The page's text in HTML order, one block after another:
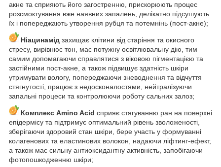
акне та сприяють його загостренню, прискорюють процес
розсмоктування вже наявних запалень, делікатно підсушують
їх і попереджають утворення рубця та потемнінь (пост-акне);
Ніацинамід захищає клітини від старіння та окисного
стресу, вирівнює тон, має потужну освітлювальну дію, тим
самим допомагаючи справлятися з віковою пігментацією та
застійними пост-акне, а також підвищує здатність шкіри
утримувати вологу, попереджаючи зневоднення та відчуття
стягнутості, працює з недосконалостями, нейтралізуючи
запальні процеси та контролюючи роботу сальних залоз;
Комплекс Amino Acid сприяє стягуванню ран на поверхні
епідермісу та підтримує оптимальний рівень зволоженості,
зберігаючи здоровий стан шкіри, бере участь у формуванні
колагенових та еластинових волокон, надаючи ліфтинг-ефект,
а також має сильну антиоксидантну активність, запобігаючи
фотопошкодженню шкіри;